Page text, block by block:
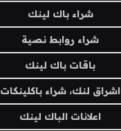
شراء باك لينك
شراء روابط نصية
باقات باك لينك
اشراق لنك، شراء باكلينكات
اعلانات الباك لينك